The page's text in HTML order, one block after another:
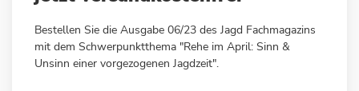
springen
Bestellen Sie die Ausgabe 06/23 des Jagd Fachmagazins
mit dem Schwerpunktthema "Rehe im April: Sinn &
Unsinn einer vorgezogenen Jagdzeit".